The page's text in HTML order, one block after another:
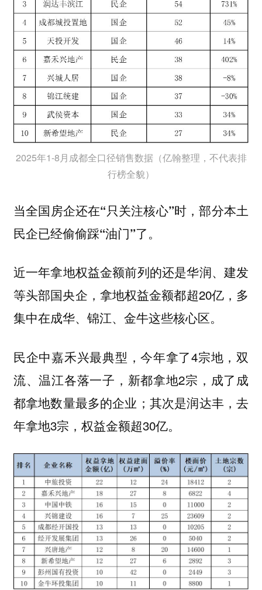
2025年1-8月成都全口径销售数据（亿翰整理，不代表排
行榜全貌）
当全国房企还在“只关注核心”时，部分本土
民企已经偷偷踩“油门”了。
近一年拿地权益金额前列的还是华润、建发
等头部国央企，拿地权益金额都超20亿，多
集中在成华、锦江、金牛这些核心区。
民企中嘉禾兴最典型，今年拿了4宗地，双
流、温江各落一子，新都拿地2宗，成了成
都拿地数量最多的企业；其次是润达丰，去
年拿地3宗，权益金额超30亿。